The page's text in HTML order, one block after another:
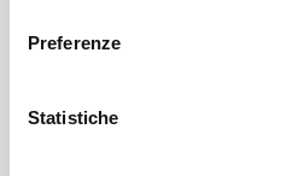
Preferenze
Statistiche